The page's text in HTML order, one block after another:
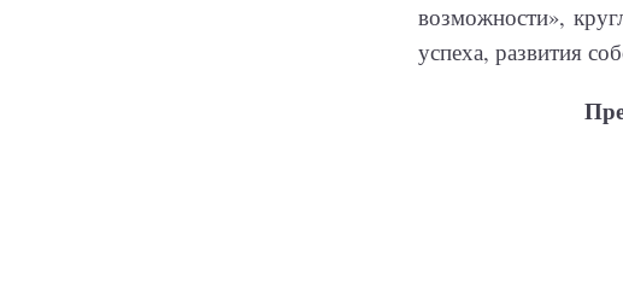
возможности»,
успеха, развития